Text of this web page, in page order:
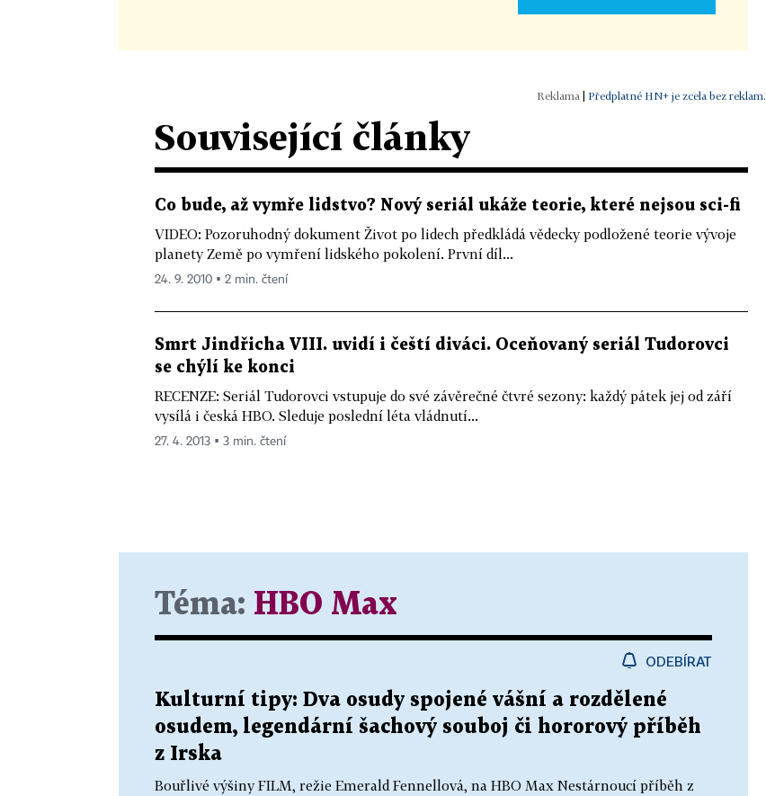
Předplatné HN+ je zcela bez reklam.
Související články
Co bude, až vymře lidstvo? Nový seriál ukáže teorie, které nejsou sci-fi
VIDEO: Pozoruhodný dokument Život po lidech předkládá vědecky podložené teorie vývoje
planety Země po vymření lidského pokolení. První díl...
24. 9. 2010 ▪ 2 min. čtení
Smrt Jindřicha VIII. uvidí i čeští diváci. Oceňovaný seriál Tudorovci
se chýlí ke konci
RECENZE: Seriál Tudorovci vstupuje do své závěrečné čtvré sezony: každý pátek jej od září
vysílá i česká HBO. Sleduje poslední léta vládnutí...
27. 4. 2013 ▪ 3 min. čtení
Téma: HBO Max
ODEBÍRAT
Kulturní tipy: Dva osudy spojené vášní a rozdělené
osudem, legendární šachový souboj či hororový příběh
z Irska
Bouřlivé výšiny FILM, režie Emerald Fennellová, na HBO Max Nestárnoucí příběh z